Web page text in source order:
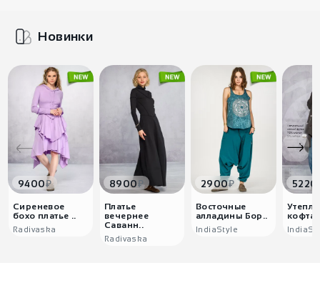
Новинки
9400₽
Сиреневое
бохо платье ..
Radivaska
8900₽
Платье
вечернее
Саванн..
Radivaska
2900₽
Восточные
алладины Бор..
IndiaStyle
5220
кофта